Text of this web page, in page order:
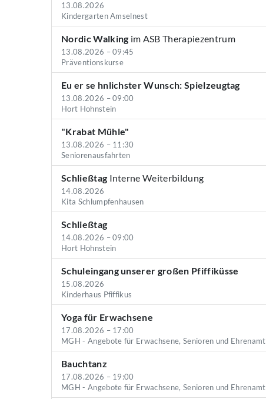
13.08.2026
Kindergarten Amselnest
Nordic Walking im ASB Therapiezentrum
13.08.2026 – 09:45
Präventionskurse
Eu er se hnlichster Wunsch: Spielzeugtag
13.08.2026 – 09:00
Hort Hohnstein
"Krabat Mühle"
13.08.2026 – 11:30
Seniorenausfahrten
Schließtag Interne Weiterbildung
14.08.2026
Kita Schlumpfenhausen
Schließtag
14.08.2026 – 09:00
Hort Hohnstein
Schuleingang unserer großen Pfiffiküsse
15.08.2026
Kinderhaus Pfiffikus
Yoga für Erwachsene
17.08.2026 – 17:00
MGH - Angebote für Erwachsene, Senioren und Ehrenamt
Bauchtanz
17.08.2026 – 19:00
MGH - Angebote für Erwachsene, Senioren und Ehrenamt